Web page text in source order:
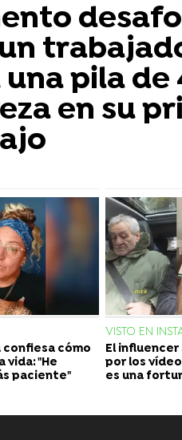
pila de
en su
confiesa cómo
vida: "He
paciente"
VISTO EN
El
por los
es una